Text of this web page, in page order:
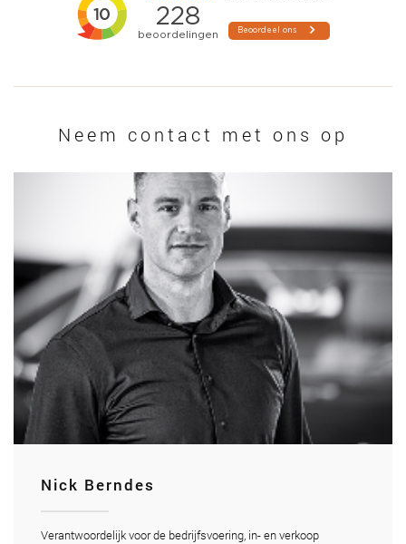
Neem contact met ons op
Nick Berndes
Verantwoordelijk voor de bedrijfsvoering, in- en verkoop